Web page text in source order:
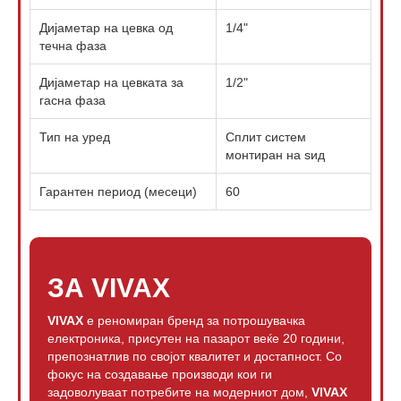
Дијаметар на цевка од
течна фаза
1/4"
Дијаметар на цевката за
гасна фаза
1/2"
Тип на уред
Сплит систем
монтиран на ѕид
Гарантен период (месеци) 60
ЗА VIVAX
VIVAX е реномиран бренд за потрошувачка
електроника, присутен на пазарот веќе 20 години,
препознатлив по својот квалитет и достапност. Со
фокус на создавање производи кои ги
задоволуваат потребите на модерниот дом, VIVAX